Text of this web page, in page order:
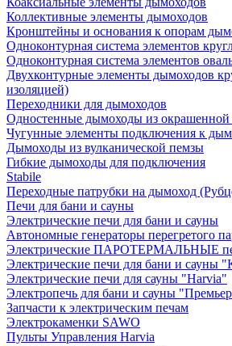
Коллективные элементы дымоходов
Кронштейны и основания к опорам
Одноконтурная система элементов
Одноконтурная система элементов
Двухконтурные элементы дымоходов
изоляцией)
Переходники для дымоходов
Одностенные дымоходы из окрашенной
Чугунные элементы подключения к
Дымоходы из вулканической пемзы
Гибкие дымоходы для подключения
Stabile
Переходные патрубки на дымоход
Печи для бани и сауны
Электрические печи для бани и сауны
Автономные генераторы перегретого
Электрические ПАРОТЕРМАЛЬНЫЕ
Электрические печи для бани и сауны
Электрические печи для сауны "Harvia"
Электропечь для бани и сауны
Запчасти к электрическим печам
Электрокаменки SAWO
Пульты Управления Harvia